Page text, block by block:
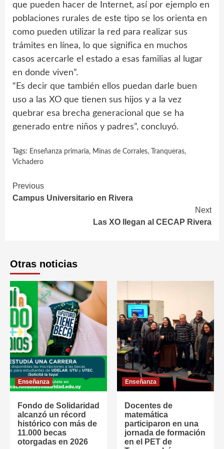
que pueden hacer de Internet, así por ejemplo en
poblaciones rurales de este tipo se los orienta en
como pueden utilizar la red para realizar sus
trámites en línea, lo que significa en muchos
casos acercarle el estado a esas familias al lugar
en donde viven”.
“Es decir que también ellos puedan darle buen
uso a las XO que tienen sus hijos y a la vez
quebrar esa brecha generacional que se ha
generado entre niños y padres”, concluyó.
Tags: Enseñanza primaria, Minas de Corrales, Tranqueras,
Vichadero
Continue
Reading
Previous
Campus Universitario en Rivera
Next
Las XO llegan al CECAP Rivera
Otras noticias
Enseñanza
Fondo de Solidaridad
alcanzó un récord
histórico con más de
11.000 becas
otorgadas en 2026
Enseñanza
Docentes de
matemática
participaron en una
jornada de formación
en el PET de